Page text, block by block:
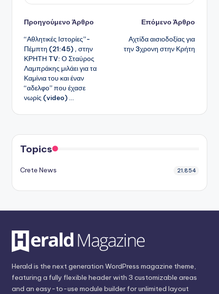
Πλοήγηση
δημοσιεύσεων
Προηγούμενο Άρθρο
“Αθλητικές Ιστορίες”-
Πέμπτη (21:45) , στην
ΚΡΗΤΗ TV: Ο Σταύρος
Λαμπράκης μιλάει για τα
Καμίνια του και έναν
“αδελφο” που έχασε
νωρίς (video) …
Επόμενο Άρθρο
Αχτίδα αισιοδοξίας για
την 3χρονη στην Κρήτη
Topics
Crete News 21,854
Herald is the next generation WordPress magazine theme,
featuring a fully flexible header with 3 customizable areas
and an easy-to-use module builder for unlimited layout